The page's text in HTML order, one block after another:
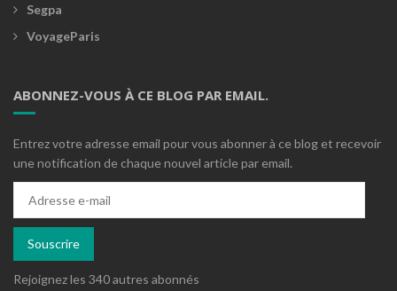
Segpa
VoyageParis
ABONNEZ-VOUS À CE BLOG PAR EMAIL.
Entrez votre adresse email pour vous abonner à ce blog et recevoir
une notification de chaque nouvel article par email.
mail
Souscrire
Rejoignez les 340 autres abonnés